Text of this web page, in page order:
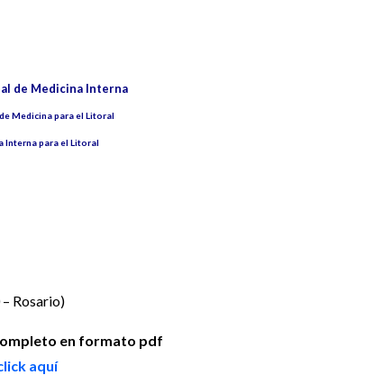
de Medicina Interna
Medicina para el Litoral
Interna para el Litoral
Rosario)
en formato pdf
aquí